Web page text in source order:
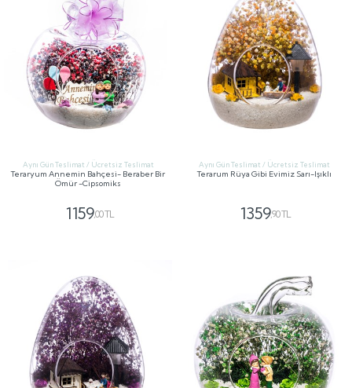
Aynı Gün Teslimat / Ücretsiz Teslimat
Teraryum Annemin Bahçesi- Beraber Bir
Ömür -Cipsomiks
1159,00 TL
Aynı Gün Teslimat / Ücretsiz Teslimat
Terarum Rüya Gibi Evimiz Sarı-Işıklı
1359,90 TL